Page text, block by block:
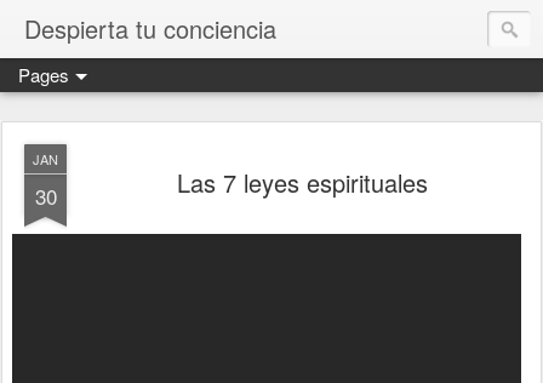
Despierta tu conciencia
Pages
JAN
30 Las 7 leyes espirituales